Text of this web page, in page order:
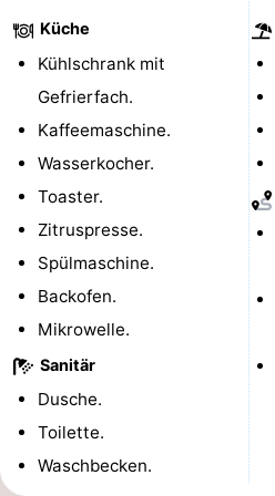
Oosterschelde
Burgh
Haamstede
-
Natur
Kop
van
Schouwen
Walcheren
-
Veere
-
Natur
Oranjezon
-
Oostkapelle
-
Natur
Mantelingen
-
Domburg
Westkapelle
-
Natur
-
Küche
Kühlschrank mit
Gefrierfach.
Kaffeemaschine.
Wasserkocher.
Toaster.
Zitruspresse.
Spülmaschine.
Backofen.
Mikrowelle.
Sanitär
Dusche.
Toilette.
Waschbecken.